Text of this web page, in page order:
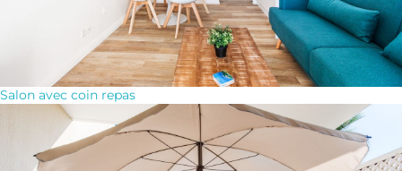
Salon avec coin repas